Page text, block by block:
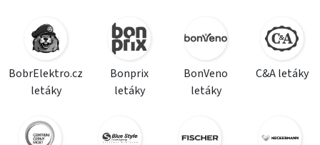
BobrElektro.cz
letáky
Bonprix
letáky
BonVeno
letáky
C&A letáky